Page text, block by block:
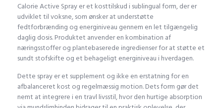
Calorie Active Spray er et kosttilskud i sublingual form, der er
udviklet til voksne, som ønsker at understøtte
fedtforbrænding og energiniveau gennem en let tilgængelig
daglig dosis. Produktet anvender en kombination af
næringsstoffer og plantebaserede ingredienser for at støtte et
sundt stofskifte og et behageligt energiniveau i hverdagen.
Dette spray er et supplement og ikke en erstatning for en
afbalanceret kost og regelmæssig motion. Dets form gør det
nemt at integrere i en travl livsstil, hvor den hurtige absorption